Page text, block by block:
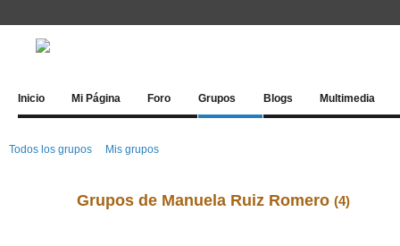
Inicio Mi Página Foro Grupos Blogs Multimedia
Todos los grupos Mis grupos
Grupos de Manuela Ruiz Romero (4)